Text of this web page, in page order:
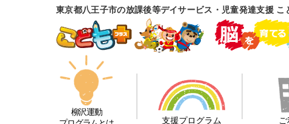
東京都八王子市の放課後等デイサービス・児童発達支援 こ
柳沢運動
支援プログラム